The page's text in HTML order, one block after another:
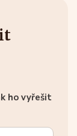
ho vyřešit